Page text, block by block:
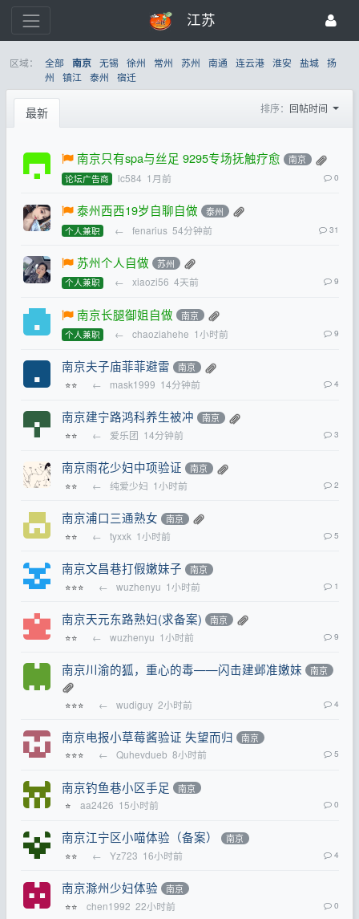
江苏
区域： 全部 南京 无锡 徐州 常州 苏州 南通 连云港 淮安 盐城 扬
州
镇江 泰州 宿迁
最新 排序： 回帖时间
南京只有spa与丝足 9295专场抚触疗愈 南京
论坛广告商 lc584 1月前 0
泰州西西19岁自聊自做 泰州
个人兼职 ← fenarius 54分钟前 31
苏州个人自做 苏州
个人兼职 ← xiaozi56 4天前 9
南京长腿御姐自做 南京
个人兼职 ← chaoziahehe 1小时前 9
南京夫子庙菲菲避雷 南京
⭐⭐ ← mask1999 14分钟前 4
南京建宁路鸿科养生被冲 南京
⭐⭐ ← 爱乐团 14分钟前 3
南京雨花少妇中项验证 南京
⭐⭐ ← 纯爱少妇 1小时前 2
南京浦口三通熟女 南京
⭐⭐ ← tyxxk 1小时前 5
南京文昌巷打假嫩妹子 南京
⭐⭐⭐ ← wuzhenyu 1小时前 1
南京天元东路熟妇(求备案) 南京
⭐⭐ ← wuzhenyu 1小时前 9
南京川渝的狐，重心的毒——闪击建邺准嫩妹 南京
⭐⭐⭐ ← wudiguy 2小时前 4
南京电报小草莓酱验证 失望而归 南京
⭐⭐⭐ ← Quhevdueb 8小时前 5
南京钓鱼巷小区手足 南京
⭐ aa2426 15小时前 0
南京江宁区小喵体验（备案） 南京
⭐⭐ ← Yz723 16小时前 4
南京滁州少妇体验 南京
⭐⭐ chen1992 22小时前 0